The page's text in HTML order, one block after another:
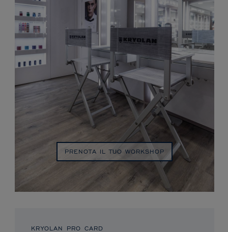
PRENOTA IL TUO WORKSHOP
KRYOLAN PRO CARD